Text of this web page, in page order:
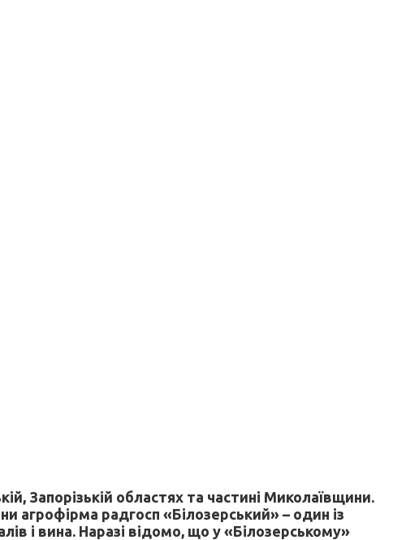
Запорізькій областях та частині Миколаївщини.
агрофірма радгосп «Білозерський» – один із
і вина. Наразі відомо, що у «Білозерському»